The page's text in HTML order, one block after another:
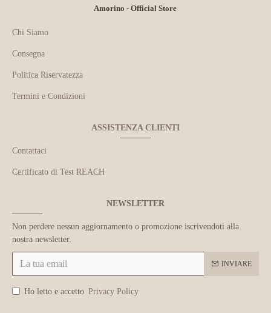
Amorino - Official Store
Chi Siamo
Consegna
Politica Riservatezza
Termini e Condizioni
ASSISTENZA CLIENTI
Contattaci
Certificato di Test REACH
NEWSLETTER
Non perdere nessun aggiornamento o promozione iscrivendoti alla
nostra newsletter.
INVIARE
Ho letto e accetto Privacy Policy